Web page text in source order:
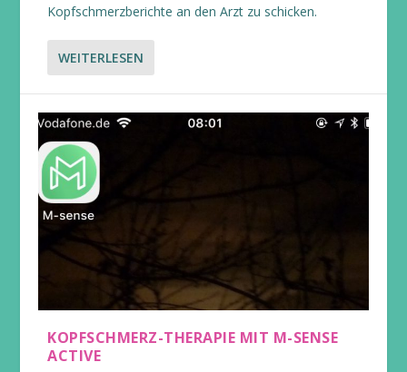
Kopfschmerzberichte an den Arzt zu schicken.
WEITERLESEN
KOPFSCHMERZ-THERAPIE MIT M-SENSE
ACTIVE